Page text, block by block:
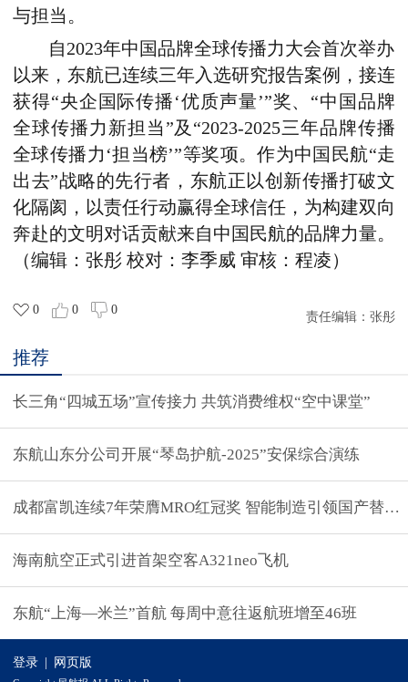
与担当。
自2023年中国品牌全球传播力大会首次举办
以来，东航已连续三年入选研究报告案例，接连
获得“央企国际传播‘优质声量’”奖、“中国品牌
全球传播力新担当”及“2023-2025三年品牌传播
全球传播力‘担当榜’”等奖项。作为中国民航“走
出去”战略的先行者，东航正以创新传播打破文
化隔阂，以责任行动赢得全球信任，为构建双向
奔赴的文明对话贡献来自中国民航的品牌力量。
（编辑：张彤 校对：李季威 审核：程凌）
0 0 0
责任编辑： 张彤
推荐
长三角“四城五场”宣传接力 共筑消费维权“空中课堂”
东航山东分公司开展“琴岛护航-2025”安保综合演练
成都富凯连续7年荣膺MRO红冠奖 智能制造引领国产替代
海南航空正式引进首架空客A321neo飞机
东航“上海—米兰”首航 每周中意往返航班增至46班
登录 网页版